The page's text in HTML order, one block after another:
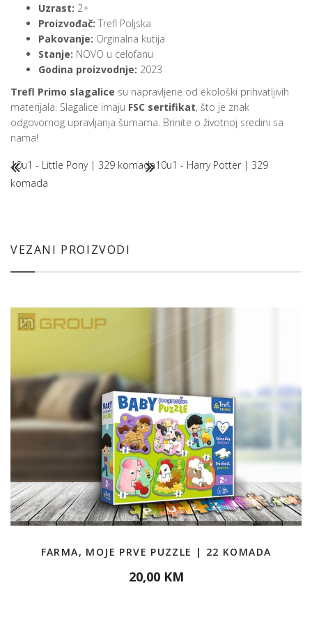
Uzrast: 2+
Proizvođač: Trefl Poljska
Pakovanje: Orginalna kutija
Stanje: NOVO u celofanu
Godina proizvodnje: 2023
Trefl Primo slagalice su napravljene od ekološki prihvatljivih
materijala. Slagalice imaju FSC sertifikat, što je znak
odgovornog upravljanja šumama. Brinite o životnoj sredini sa
nama!
10u1 - Little Pony | 329 komada10u1 - Harry Potter | 329
komada
VEZANI PROIZVODI
FARMA, MOJE PRVE PUZZLE | 22 KOMADA
20,00 KM